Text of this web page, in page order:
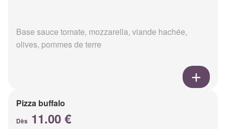
Base sauce tomate, mozzarella, viande hachée,
olives, pommes de terre
Pizza buffalo
Dès 11.00 €